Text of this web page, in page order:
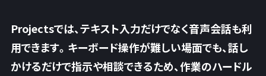
Projectsでは、テキスト入力だけでなく音声会話も利
用できます。キーボード操作が難しい場面でも、話し
かけるだけで指示や相談できるため、作業のハードル